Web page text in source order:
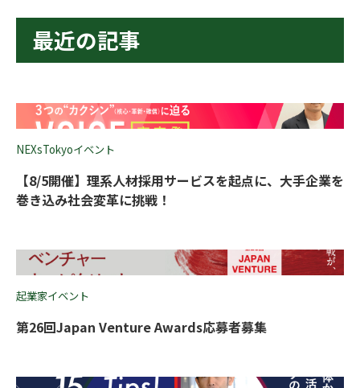
最近の記事
NEXsTokyoイベント
【8/5開催】理系人材採用サービスを起点に、大手企業を
巻き込み社会変革に挑戦！
起業家イベント
第26回Japan Venture Awards応募者募集